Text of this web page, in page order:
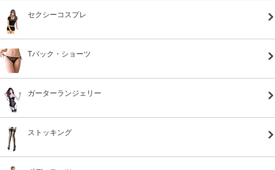
セクシーコスプレ
Tバック・ショーツ
ガーターランジェリー
ストッキング